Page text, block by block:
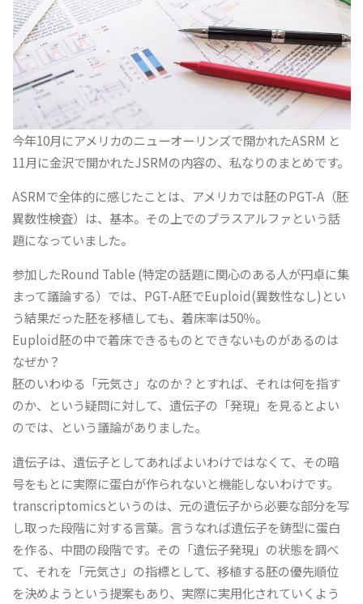
今年10月にアメリカのニューオーリンズで開かれたASRM と
11月に金沢で開かれたJSRMの内容の、私なりのまとめです。
ASRMで全体的に感じたことは、アメリカでは胚のPGT-A（胚
異数性検査）は、基本。その上でのプラスアルファという話
題になっていました。
参加したRound Table (特定の話題に関心のある人が円卓に集
まって議論する）では、PGT-A胚でEuploid(異数性なし)とい
う結果だった胚を移植しても、着床率は50％。
Euploid胚の中で着床できるものとできないものがあるのは
なぜか？
胚のいわゆる「元気さ」なのか？とすれば、それは何を指す
のか、という疑問に対して、遺伝子の「発現」を見るとよい
のでは、という議論がありました。
遺伝子は、遺伝子としてあればよいわけではなくて、その暗
号をもとに実際に蛋白が作られないと機能しないわけです。
transcriptomicsというのは、元の遺伝子から必要な部分を写
し取った段階に対する言葉。言うなれば遺伝子を鋳型に蛋白
を作る、中間の段階です。その「遺伝子発現」の状態を調べ
て、それを「元気さ」の指標として、移植する胚の優先順位
を決めようという提案もあり、実際に実用化されていくよう